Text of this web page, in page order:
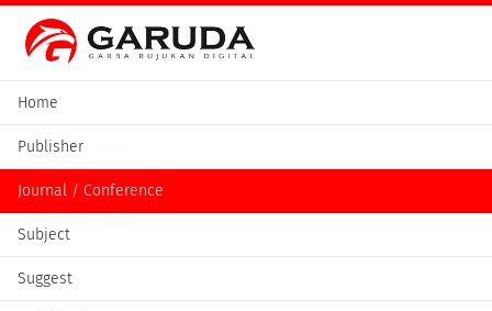
Home
Publisher
Journal / Conference
Subject
Suggest